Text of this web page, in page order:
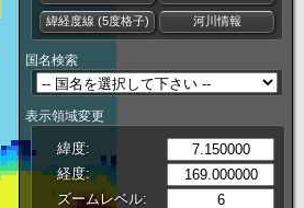
緯経度線 (5度格子) 河川情報
国名検索
表示領域変更
緯度:
経度:
ズームレベル: